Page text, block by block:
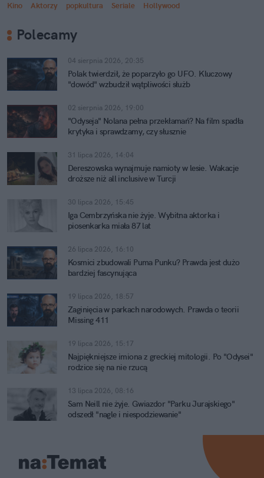
Kino Aktorzy popkultura Seriale Hollywood
Polecamy
04 sierpnia 2026, 20:35
Polak twierdził, że poparzyło go UFO. Kluczowy
"dowód" wzbudził wątpliwości służb
02 sierpnia 2026, 19:00
"Odyseja" Nolana pełna przekłamań? Na film spadła
krytyka i sprawdzamy, czy słusznie
31 lipca 2026, 14:04
Dereszowska wynajmuje namioty w lesie. Wakacje
droższe niż all inclusive w Turcji
30 lipca 2026, 15:45
Iga Cembrzyńska nie żyje. Wybitna aktorka i
piosenkarka miała 87 lat
26 lipca 2026, 16:10
Kosmici zbudowali Puma Punku? Prawda jest dużo
bardziej fascynująca
19 lipca 2026, 18:57
Zaginięcia w parkach narodowych. Prawda o teorii
Missing 411
19 lipca 2026, 15:17
Najpiękniejsze imiona z greckiej mitologii. Po "Odysei"
rodzice się na nie rzucą
13 lipca 2026, 08:16
Sam Neill nie żyje. Gwiazdor "Parku Jurajskiego"
odszedł "nagle i niespodziewanie"